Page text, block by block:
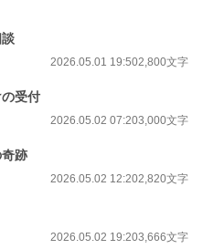
2026.05.01 19:502,800文字
受付
2026.05.02 07:203,000文字
奇跡
2026.05.02 12:202,820文字
2026.05.02 19:203,666文字